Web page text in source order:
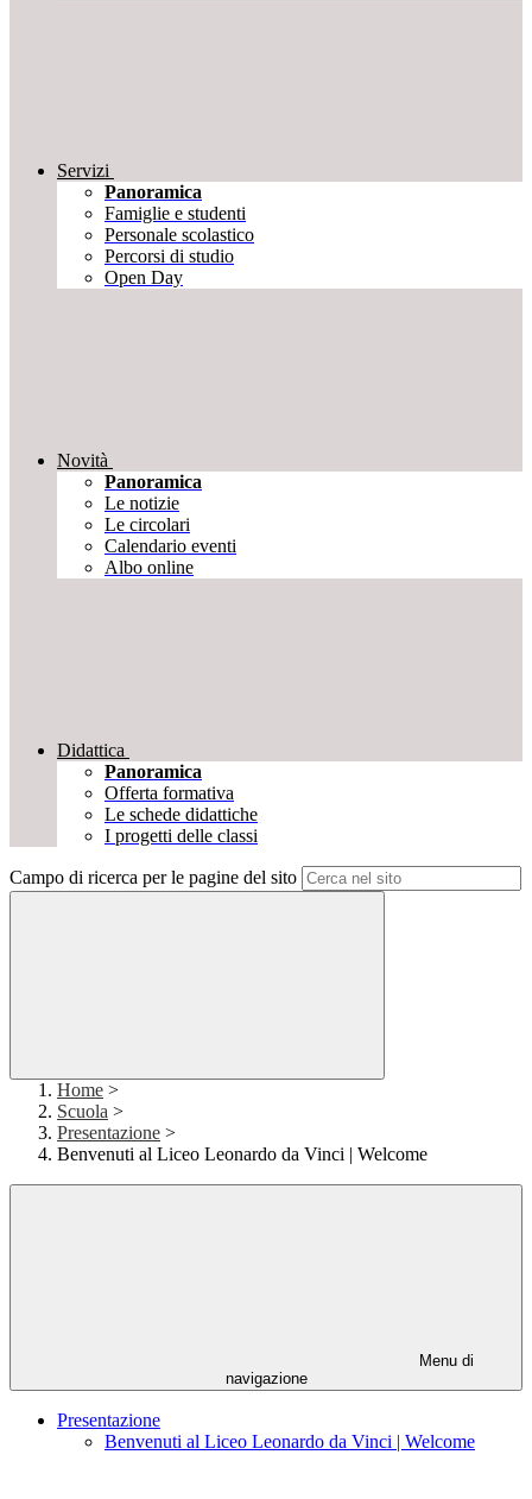
Servizi
Panoramica
Famiglie e studenti
Personale scolastico
Percorsi di studio
Open Day
Novità
Panoramica
Le notizie
Le circolari
Calendario eventi
Albo online
Didattica
Panoramica
Offerta formativa
Le schede didattiche
I progetti delle classi
Campo di ricerca per le pagine del sito
Home >
Scuola >
Presentazione >
Benvenuti al Liceo Leonardo da Vinci | Welcome
Menu di
navigazione
Presentazione
Benvenuti al Liceo Leonardo da Vinci | Welcome